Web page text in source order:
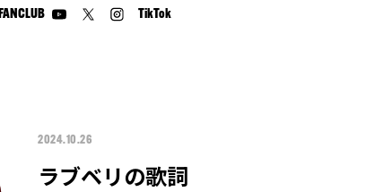
FANCLUB TikTok
2024.10.26
ラブベリの歌詞